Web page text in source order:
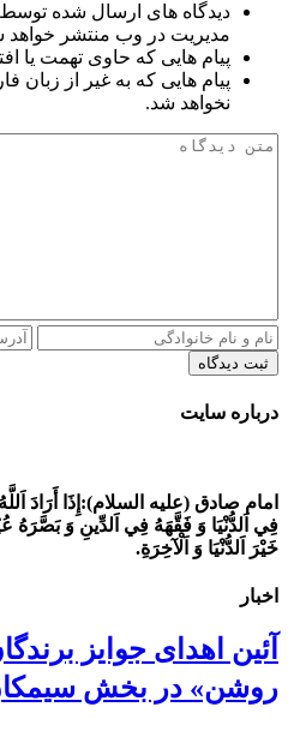
دیدگاه های ارسال شده توسط
مدیریت در وب منتشر خواهد
پیام هایی که حاوی تهمت یا
پیام هایی که به غیر از زبان
نخواهد شد.
ثبت دیدگاه
درباره سایت
امام صادق (علیه السلام): إِذَا أَرَادَ
فِي اَلدُّنْيَا وَ فَقَّهَهُ فِي اَلدِّينِ وَ بَصَّرَهُ
خَيْرَ اَلدُّنْيَا وَ اَلْآخِرَةِ.
اخبار
آئین اهدای جوایز
روشن» در بخش